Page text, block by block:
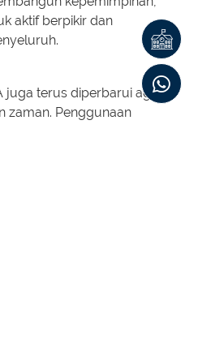
aktif berpikir dan
juga terus diperbarui agar
zaman. Penggunaan